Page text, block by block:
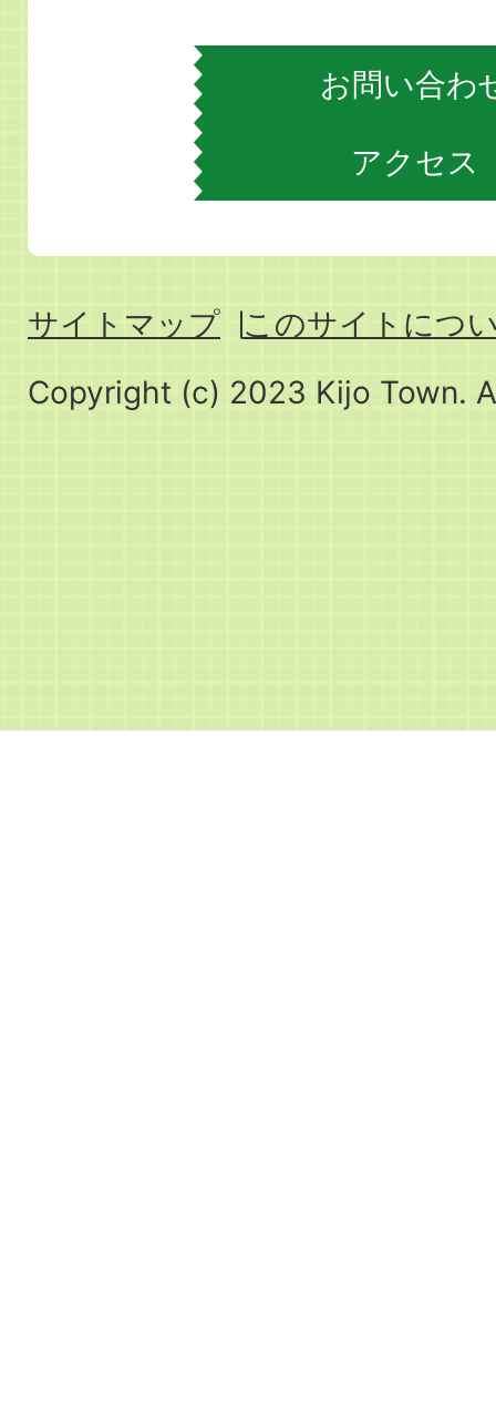
お問い合わ
アクセス
サイトマップ
このサイトにつ
Copyright (c) 2023 Kijo Town.